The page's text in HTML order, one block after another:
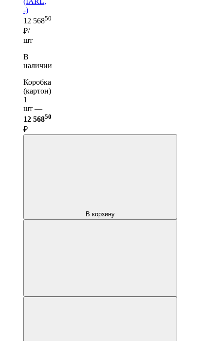
-)
12 56850
₽/
шт
В
наличии
Коробка
(картон)
1
шт —
12 56850
₽
В корзину